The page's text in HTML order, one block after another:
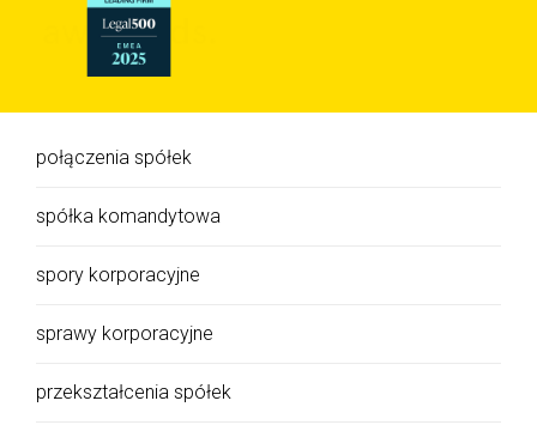
połączenia spółek
spółka komandytowa
spory korporacyjne
sprawy korporacyjne
przekształcenia spółek